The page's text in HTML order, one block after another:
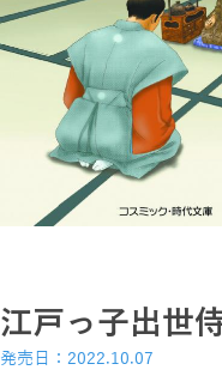
江戸っ子出世
発売日：2022.10.07